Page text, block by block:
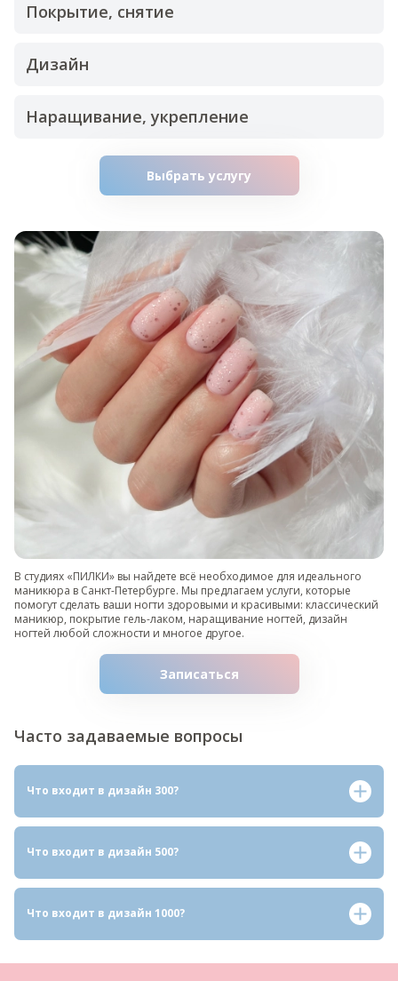
Покрытие, снятие
Дизайн
Наращивание, укрепление
Выбрать услугу
В студиях «ПИЛКИ» вы найдете всё необходимое для идеального
маникюра в Санкт-Петербурге. Мы предлагаем услуги, которые
помогут сделать ваши ногти здоровыми и красивыми: классический
маникюр, покрытие гель-лаком, наращивание ногтей, дизайн
ногтей любой сложности и многое другое.
Записаться
Часто задаваемые вопросы
Что входит в дизайн 300?
Что входит в дизайн 500?
Что входит в дизайн 1000?